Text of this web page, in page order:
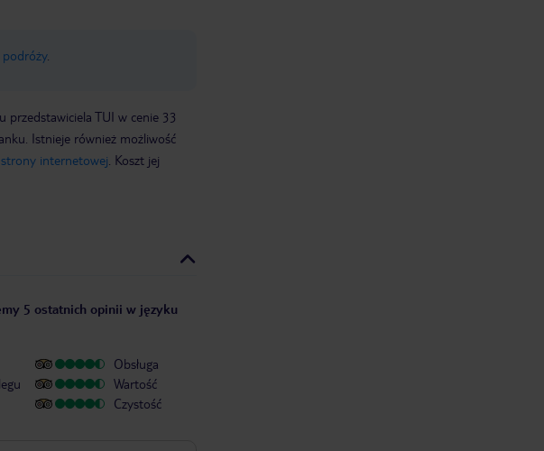
.
TUI w cenie 33
Istnieje również możliwość
strony internetowej . Koszt jej
5 ostatnich opinii w języku
Obsługa
Wartość
Czystość